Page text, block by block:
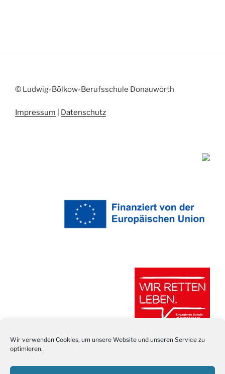
Wir verwenden Cookies, um unsere Website und unseren Service zu
optimieren.
© Ludwig-Bölkow-Berufsschule Donauwörth
Impressum Datenschutz